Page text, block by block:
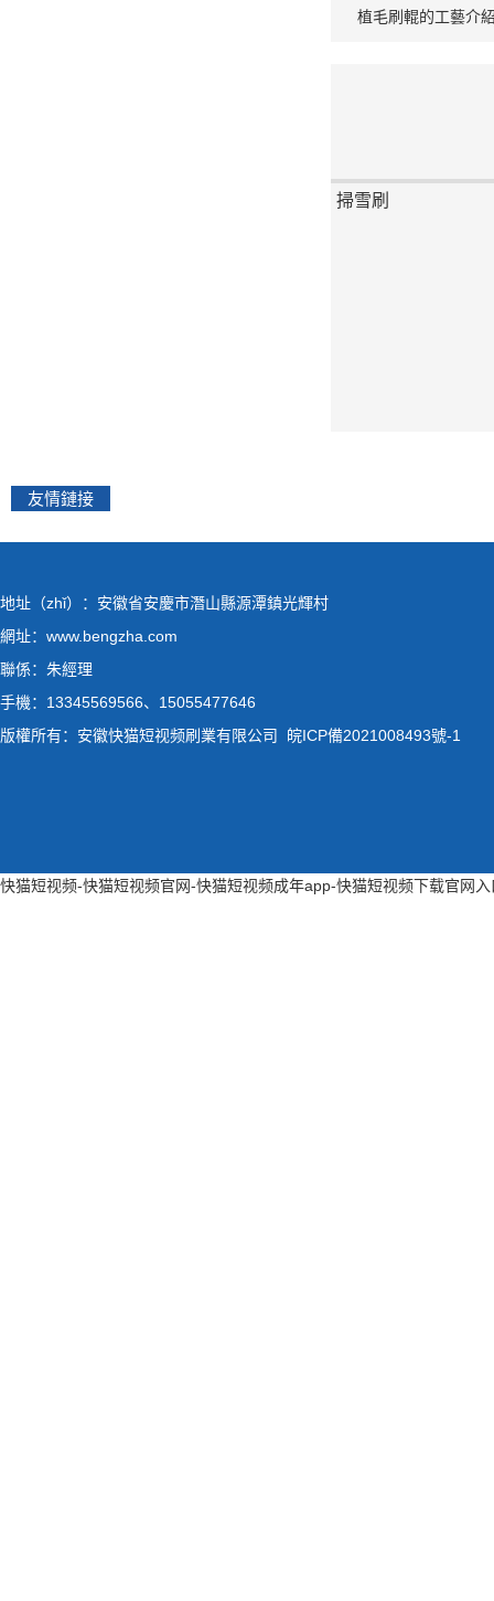
植毛刷輥的工藝介
友情鏈接
地址（zhǐ）：安徽省安慶市潛山縣源潭鎮光輝村
網址：www.bengzha.com
聯係：朱經理
手機：13345569566、15055477646
版權所有：安徽快猫短视频刷業有限公司 皖ICP備2021008493號-1
快猫短视频-快猫短视频官网-快猫短视频成年app-快猫短视频下载官网入